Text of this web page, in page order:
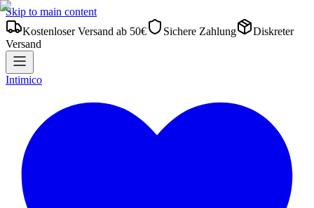
Skip to main content
Kostenloser Versand ab 50€
Sichere Zahlung
Diskreter
Versand
Intimico